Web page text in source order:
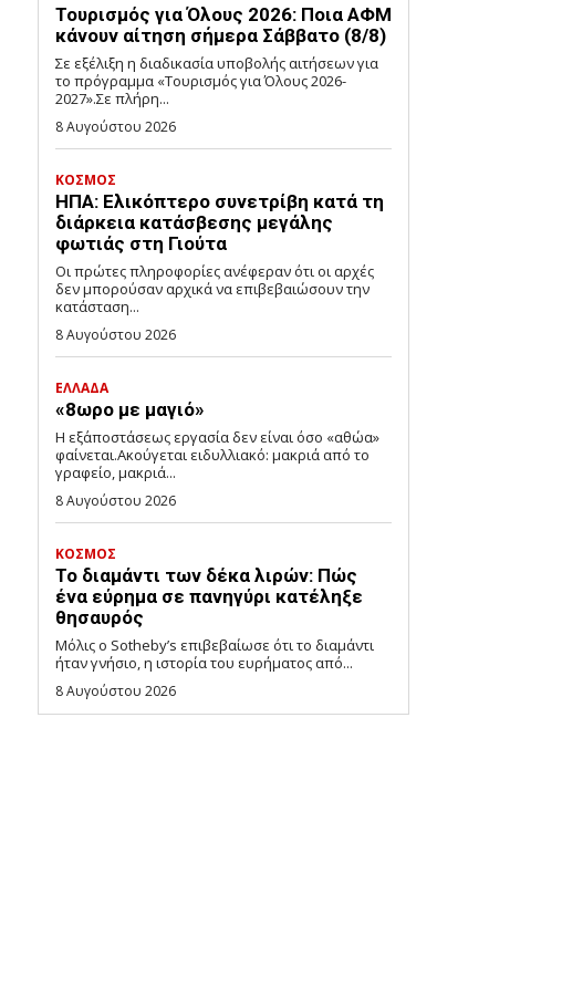
Τουρισμός για Όλους 2026: Ποια ΑΦΜ
κάνουν αίτηση σήμερα Σάββατο (8/8)
Σε εξέλιξη η διαδικασία υποβολής αιτήσεων για
το πρόγραμμα «Τουρισμός για Όλους 2026-
2027».Σε πλήρη...
8 Αυγούστου 2026
ΚΟΣΜΟΣ
ΗΠΑ: Ελικόπτερο συνετρίβη κατά τη
διάρκεια κατάσβεσης μεγάλης
φωτιάς στη Γιούτα
Οι πρώτες πληροφορίες ανέφεραν ότι οι αρχές
δεν μπορούσαν αρχικά να επιβεβαιώσουν την
κατάσταση...
8 Αυγούστου 2026
ΕΛΛΑΔΑ
«8ωρο με μαγιό»
Η εξ΄αποστάσεως εργασία δεν είναι όσο «αθώα»
φαίνεται.Ακούγεται ειδυλλιακό: μακριά από το
γραφείο, μακριά...
8 Αυγούστου 2026
ΚΟΣΜΟΣ
Το διαμάντι των δέκα λιρών: Πώς
ένα εύρημα σε πανηγύρι κατέληξε
θησαυρός
Μόλις ο Sotheby’s επιβεβαίωσε ότι το διαμάντι
ήταν γνήσιο, η ιστορία του ευρήματος από...
8 Αυγούστου 2026